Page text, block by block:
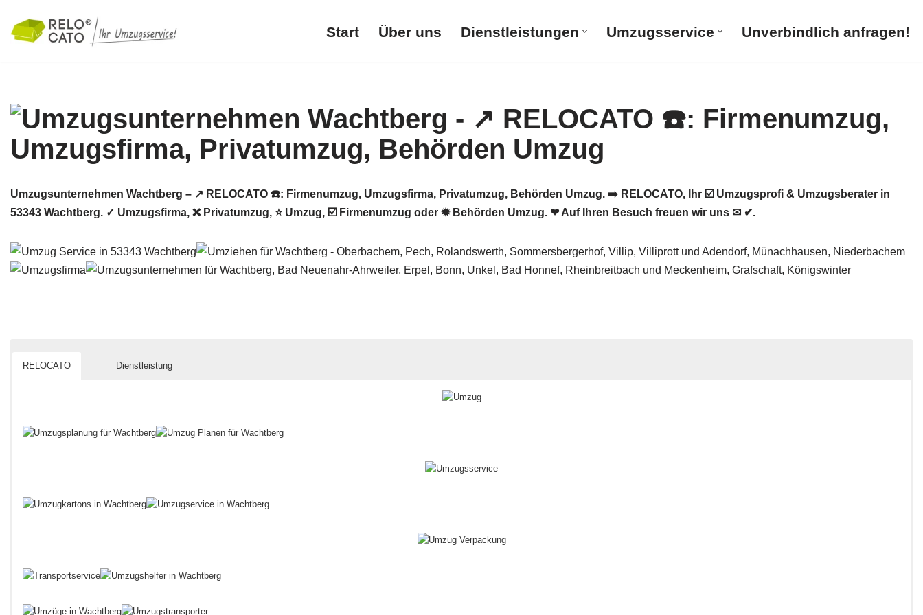
Zum
Start Über uns Dienstleistungen Umzugsservice Unverbindlich anfragen!
Umzugsunternehmen Wachtberg – ↗️ RELOCATO ☎️: Firmenumzug, Umzugsfirma, Privatumzug, Behörden Umzug. ➡️ RELOCATO, Ihr ☑️ Umzugsprofi & Umzugsberater in
53343 Wachtberg. ✓ Umzugsfirma, ❌ Privatumzug, ⭐ Umzug, ☑️ Firmenumzug oder ✹ Behörden Umzug. ❤ Auf Ihren Besuch freuen wir uns ✉ ✔.
RELOCATO Dienstleistung